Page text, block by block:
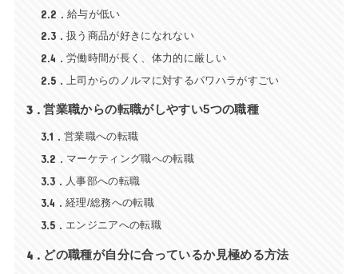
2.2 給与が低い
2.3 扱う商品が好きになれない
2.4 労働時間が長く、体力的に厳しい
2.5 上司からのノルマに対するパワハラがすごい
3 営業職からの転職がしやすい5つの職種
3.1 営業職への転職
3.2 マーケティング職への転職
3.3 人事部への転職
3.4 経理/総務への転職
3.5 エンジニアへの転職
4 どの職種が自分に合っているか見極める方法